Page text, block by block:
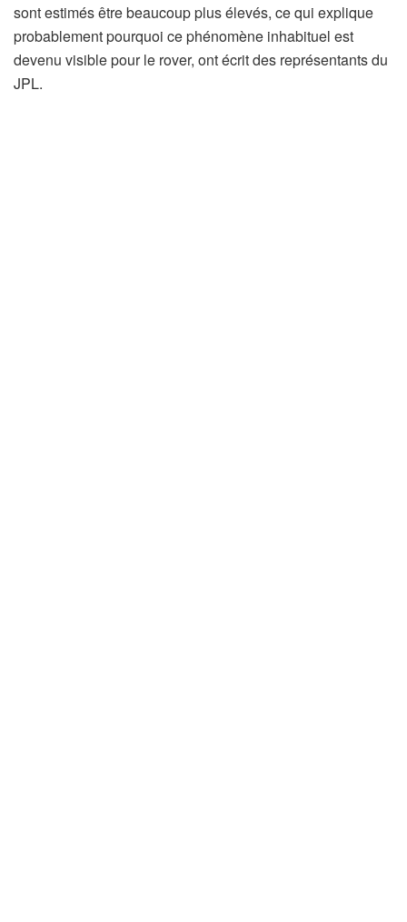
sont estimés être beaucoup plus élevés, ce qui explique
probablement pourquoi ce phénomène inhabituel est
devenu visible pour le rover, ont écrit des représentants du
JPL.